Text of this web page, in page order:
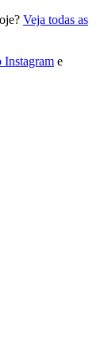
Veja todas as
e